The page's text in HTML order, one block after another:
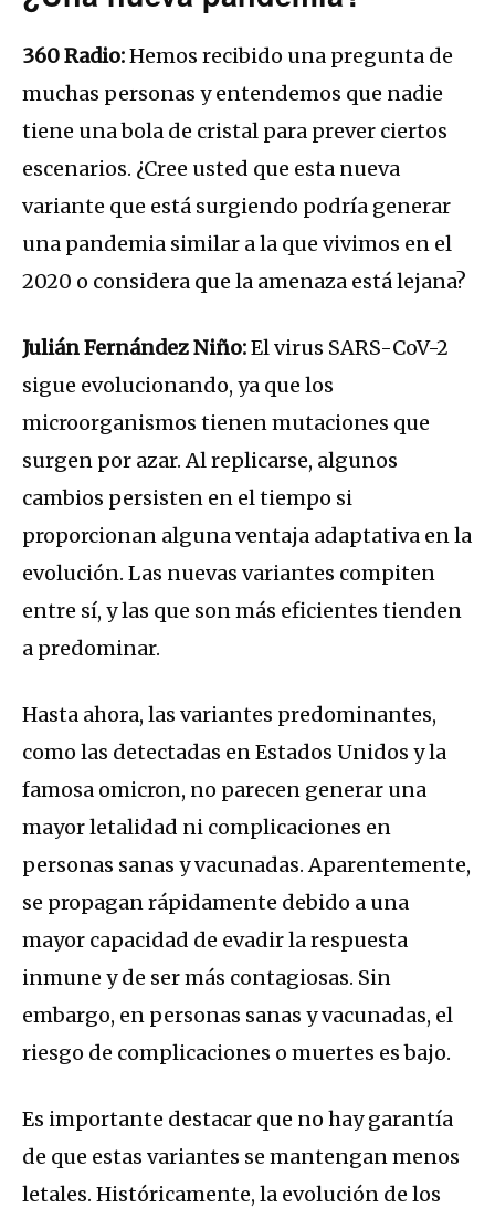
360 Radio:Hemos recibido una pregunta de
muchas personas y entendemos que nadie
tiene una bola de cristal para prever ciertos
escenarios. ¿Cree usted que esta nueva
variante que está surgiendo podría generar
una pandemia similar a la que vivimos en el
2020 o considera que la amenaza está lejana?
Julián Fernández Niño:El virus SARS-CoV-2
sigue evolucionando, ya que los
microorganismos tienen mutaciones que
surgen por azar. Al replicarse, algunos
cambios persisten en el tiempo si
proporcionan alguna ventaja adaptativa en la
evolución. Las nuevas variantes compiten
entre sí, y las que son más eficientes tienden
a predominar.
Hasta ahora, las variantes predominantes,
como las detectadas en Estados Unidos y la
famosa omicron, no parecen generar una
mayor letalidad ni complicaciones en
personas sanas y vacunadas. Aparentemente,
se propagan rápidamente debido a una
mayor capacidad de evadir la respuesta
inmune y de ser más contagiosas. Sin
embargo, en personas sanas y vacunadas, el
riesgo de complicaciones o muertes es bajo.
Es importante destacar que no hay garantía
de que estas variantes se mantengan menos
letales. Históricamente, la evolución de los